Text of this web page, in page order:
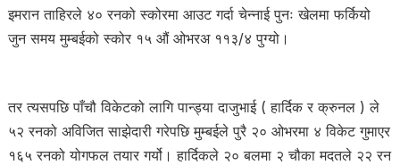
इमरान ताहिरले ४० रनको स्कोरमा आउट गर्दा चेन्नाई पुनः खेलमा फर्कियो
जुन समय मुम्बईको स्कोर १५ औं ओभरअ ११३/४ पुग्यो।
तर त्यसपछि पाँचौ विकेटको लागि पान्ड्या दाजुभाई ( हार्दिक र क्रुनल ) ले
५२ रनको अविजित साझेदारी गरेपछि मुम्बईले पुरै २० ओभरमा ४ विकेट गुमाएर
१६५ रनको योगफल तयार गर्यो। हार्दिकले २० बलमा २ चौका मदतले २२ रन